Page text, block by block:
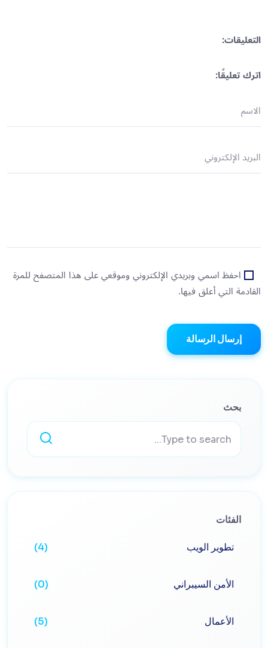
التعليقات:
اترك تعليقًا:
احفظ اسمي وبريدي الإلكتروني وموقعي على هذا المتصفح للمرة
القادمة التي أعلق فيها.
إرسال الرسالة
بحث
الفئات
تطوير الويب (4)
الأمن السيبراني (0)
الأعمال (5)